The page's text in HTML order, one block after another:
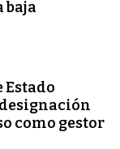
baja
Estado
como gestor